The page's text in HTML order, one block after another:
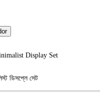
Display Set
ডিসপ্লে সেট